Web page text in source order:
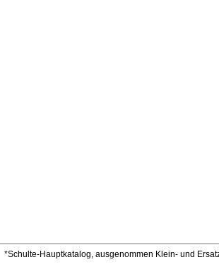
*Schulte-Hauptkatalog, ausgenommen Klein- und